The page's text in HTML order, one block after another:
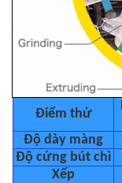
Điểm thử
Độ dày màng
Độ cứng bút chì
Xếp